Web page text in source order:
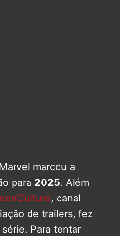
marcou a
para 2025. Além
, canal
de trailers, fez
Para tentar